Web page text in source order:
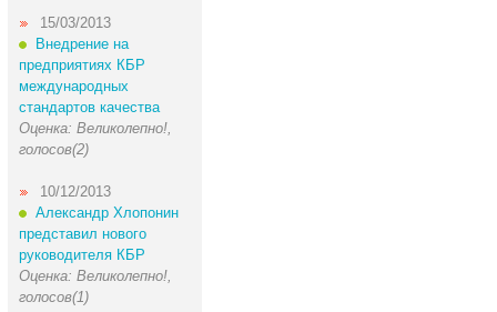
15/03/2013
Внедрение на
предприятиях КБР
международных
стандартов качества
Оценка: Великолепно!,
голосов(2)
10/12/2013
Александр Хлопонин
представил нового
руководителя КБР
Оценка: Великолепно!,
голосов(1)